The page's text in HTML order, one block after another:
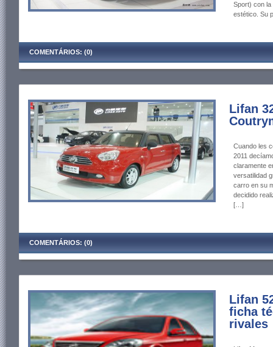
Sport) con
estético. Su
COMENTÁRIOS: (0)
Lifan
Cuando les
2011
claramente
versatilidad
carro en su
decidido
[…]
COMENTÁRIOS: (0)
Lifan
ficha
rivales